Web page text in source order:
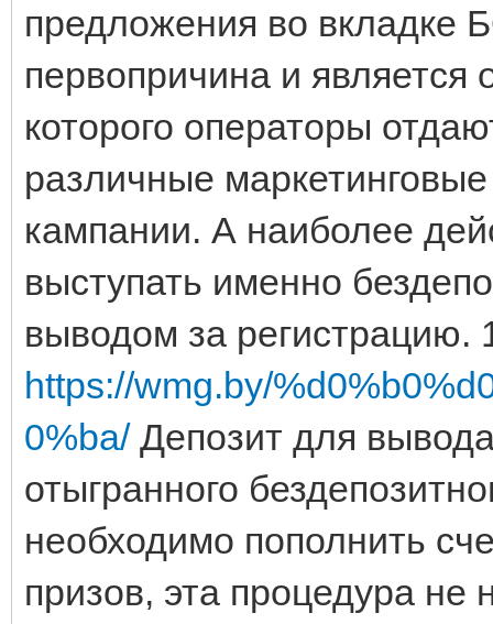
предложения во
первопричина и
которого операторы
различные
кампании. А наиболее
выступать именно
выводом за регистрацию.
https://wmg.by/
0%ba/Депозит для
отыгранного
необходимо пополнить
призов, эта процедура не